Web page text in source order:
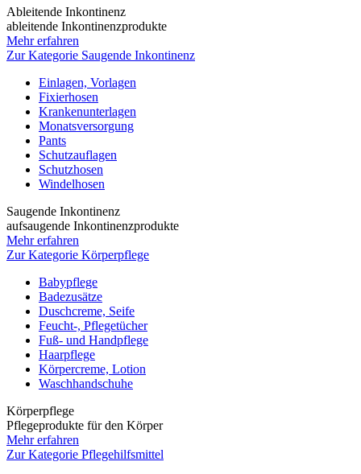
Ableitende Inkontinenz
ableitende Inkontinenzprodukte
Mehr erfahren
Zur Kategorie Saugende Inkontinenz
Einlagen, Vorlagen
Fixierhosen
Krankenunterlagen
Monatsversorgung
Pants
Schutzauflagen
Schutzhosen
Windelhosen
Saugende Inkontinenz
aufsaugende Inkontinenzprodukte
Mehr erfahren
Zur Kategorie Körperpflege
Babypflege
Badezusätze
Duschcreme, Seife
Feucht-, Pflegetücher
Fuß- und Handpflege
Haarpflege
Körpercreme, Lotion
Waschhandschuhe
Körperpflege
Pflegeprodukte für den Körper
Mehr erfahren
Zur Kategorie Pflegehilfsmittel